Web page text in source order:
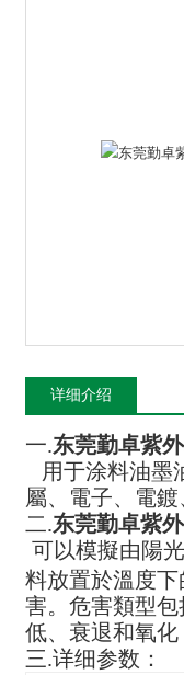
详细介绍
一.东莞勤卓紫
用于涂料油墨
屬、電子、電
二.东莞勤卓紫
可以模擬由陽
料放置於溫度
害。危害類型
低、衰退和氧化
三.详细参数：